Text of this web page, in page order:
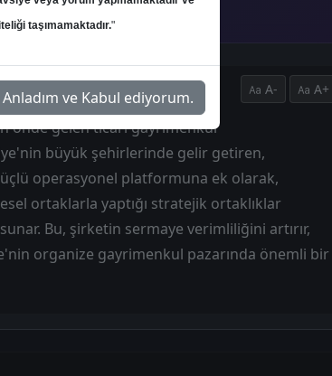
%0.00
A- A+
önde gelen ticari gayrimenkul
büyük şehirlerinde gelir getiren,
operasyonel platformuna ek olarak,
ortaklarla yaptığı stratejik ortaklıklar
Bu, şirketin sermaye verimliliğini artırır,
organize gayrimenkul pazarında önemli bir
taşımamaktadır."
Beyan edilen metni Okudum, Anladım ve Kabul ediyorum.